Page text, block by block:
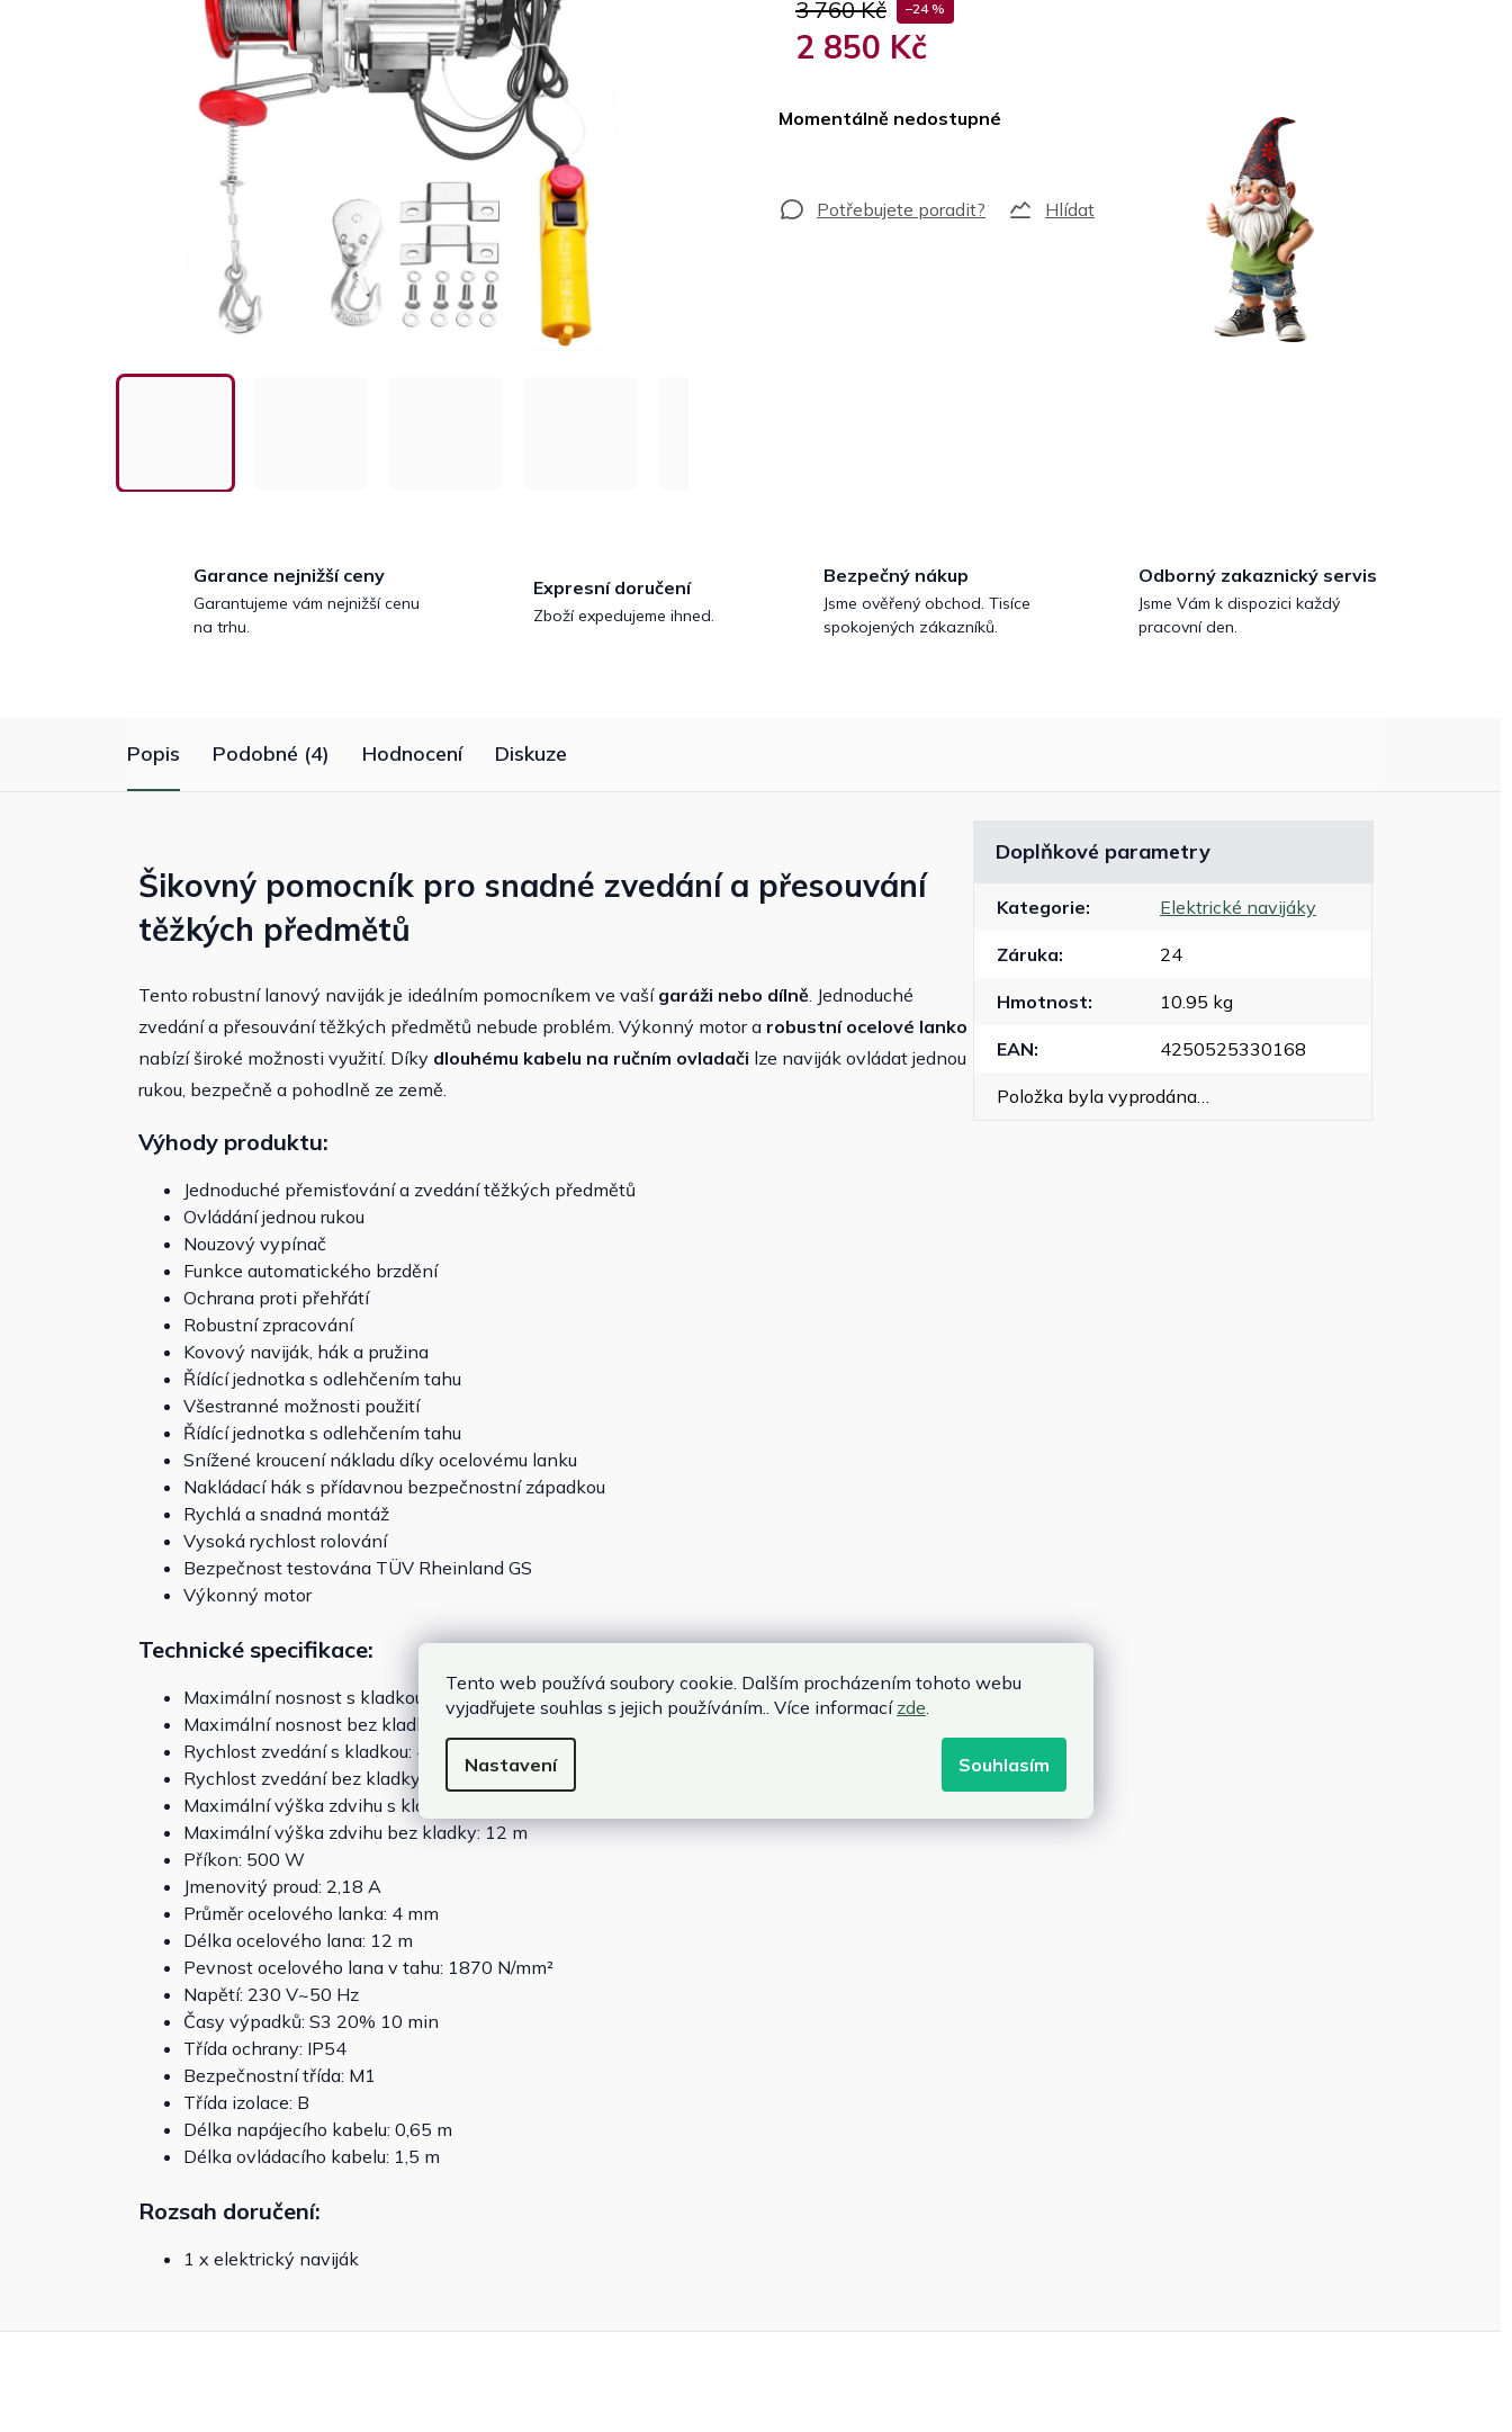
Tento web používá soubory cookie. Dalším procházením tohoto webu
vyjadřujete souhlas s jejich používáním.. Více informací zde
Nastavení Souhlasím
3 760 Kč –24 %
2 850 Kč
Momentálně nedostupné
Hlídat
Garance nejnižší ceny
Garantujeme vám nejnižší cenu
na trhu.
Expresní doručení
Zboží expedujeme ihned.
Bezpečný nákup
Jsme ověřený obchod. Tisíce
spokojených zákazníků.
Odborný zakaznický servis
Jsme Vám k dispozici každý
pracovní den.
Popis Podobné (4) Hodnocení Diskuze
Šikovný pomocník pro snadné zvedání a přesouvání
těžkých předmětů
Tento robustní lanový naviják je ideálním pomocníkem ve vaší garáži nebo dílně. Jednoduché
zvedání a přesouvání těžkých předmětů nebude problém. Výkonný motor a robustní ocelové lanko
nabízí široké možnosti využití. Díky dlouhému kabelu na ručním ovladači lze naviják ovládat jednou
rukou, bezpečně a pohodlně ze země.
Výhody produktu:
Jednoduché přemisťování a zvedání těžkých předmětů
Ovládání jednou rukou
Nouzový vypínač
Funkce automatického brzdění
Ochrana proti přehřátí
Robustní zpracování
Kovový naviják, hák a pružina
Řídící jednotka s odlehčením tahu
Všestranné možnosti použití
Řídící jednotka s odlehčením tahu
Snížené kroucení nákladu díky ocelovému lanku
Nakládací hák s přídavnou bezpečnostní západkou
Rychlá a snadná montáž
Vysoká rychlost rolování
Bezpečnost testována TÜV Rheinland GS
Výkonný motor
Technické specifikace:
Maximální nosnost s kladkou: 250 kg
Maximální nosnost bez kladky: 125 kg
Rychlost zvedání s kladkou: 4 m/min
Rychlost zvedání bez kladky: 8 m/min
Maximální výška zdvihu s kladkou: 6 m
Maximální výška zdvihu bez kladky: 12 m
Příkon: 500 W
Jmenovitý proud: 2,18 A
Průměr ocelového lanka: 4 mm
Délka ocelového lana: 12 m
Pevnost ocelového lana v tahu: 1870 N/mm²
Napětí: 230 V~50 Hz
Časy výpadků: S3 20% 10 min
Třída ochrany: IP54
Bezpečnostní třída: M1
Třída izolace: B
Délka napájecího kabelu: 0,65 m
Délka ovládacího kabelu: 1,5 m
Rozsah doručení:
1 x elektrický naviják
Doplňkové parametry
Kategorie: Elektrické navijáky
Záruka: 24
Hmotnost: 10.95 kg
EAN: 4250525330168
Položka byla vyprodána…